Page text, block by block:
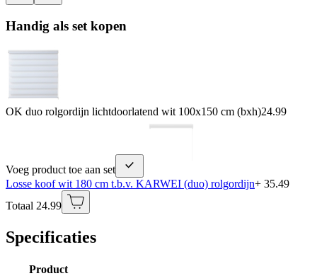
Handig als set kopen
OK duo rolgordijn lichtdoorlatend wit 100x150 cm (bxh)24.99
Voeg product toe aan set
Losse koof wit 180 cm t.b.v. KARWEI (duo) rolgordijn+ 35.49
Totaal 24.99
Specificaties
Product